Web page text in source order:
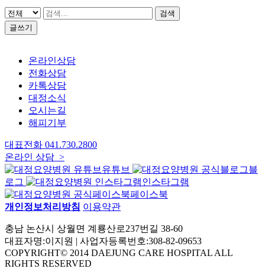
검색
글쓰기
온라인상담
전화상담
카톡상담
대정소식
오시는길
해피기부
대표전화 041.730.2800
온라인 상담 >
유튜브
블
로그
인스타그램
페이스북
개인정보처리방침 이용약관
충남 논산시 상월면 계룡산로237번길 38-60
대표자명:이지원 | 사업자등록번호:308-82-09653
COPYRIGHT© 2014 DAEJUNG CARE HOSPITAL ALL
RIGHTS RESERVED